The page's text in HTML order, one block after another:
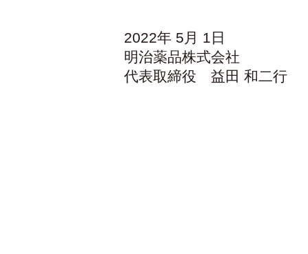
2022年 5月 1日
明治薬品株式会社
代表取締役 益田 和二行